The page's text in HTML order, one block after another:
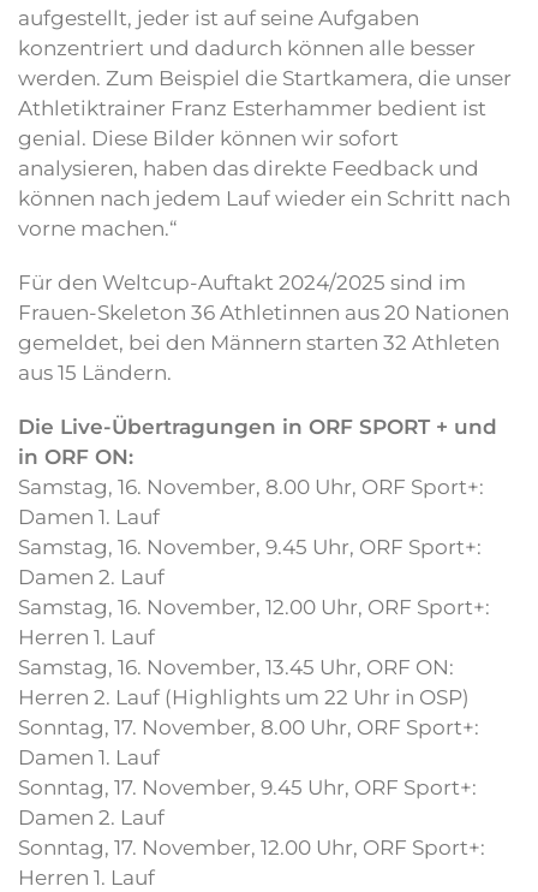
aufgestellt, jeder ist auf seine Aufgaben
konzentriert und dadurch können alle besser
werden. Zum Beispiel die Startkamera, die unser
Athletiktrainer Franz Esterhammer bedient ist
genial. Diese Bilder können wir sofort
analysieren, haben das direkte Feedback und
können nach jedem Lauf wieder ein Schritt nach
vorne machen.“
Für den Weltcup-Auftakt 2024/2025 sind im
Frauen-Skeleton 36 Athletinnen aus 20 Nationen
gemeldet, bei den Männern starten 32 Athleten
aus 15 Ländern.
Die Live-Übertragungen in ORF SPORT + und
in ORF ON:
Samstag, 16. November, 8.00 Uhr, ORF Sport+:
Damen 1. Lauf
Samstag, 16. November, 9.45 Uhr, ORF Sport+:
Damen 2. Lauf
Samstag, 16. November, 12.00 Uhr, ORF Sport+:
Herren 1. Lauf
Samstag, 16. November, 13.45 Uhr, ORF ON:
Herren 2. Lauf (Highlights um 22 Uhr in OSP)
Sonntag, 17. November, 8.00 Uhr, ORF Sport+:
Damen 1. Lauf
Sonntag, 17. November, 9.45 Uhr, ORF Sport+:
Damen 2. Lauf
Sonntag, 17. November, 12.00 Uhr, ORF Sport+:
Herren 1. Lauf